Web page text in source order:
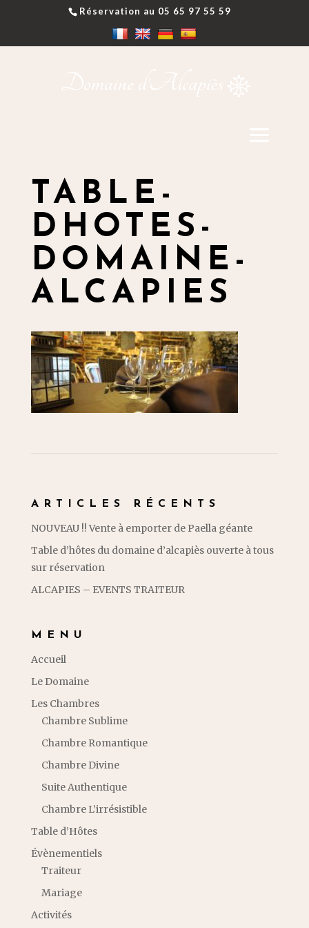
Réservation au 05 65 97 55 59
TABLE-
DHOTES-
DOMAINE-
ALCAPIES
ARTICLES RÉCENTS
NOUVEAU !! Vente à emporter de Paella géante
Table d’hôtes du domaine d’alcapiès ouverte à tous
sur réservation
ALCAPIES – EVENTS TRAITEUR
MENU
Accueil
Le Domaine
Les Chambres
Chambre Sublime
Chambre Romantique
Chambre Divine
Suite Authentique
Chambre L’irrésistible
Table d’Hôtes
Évènementiels
Traiteur
Mariage
Activités